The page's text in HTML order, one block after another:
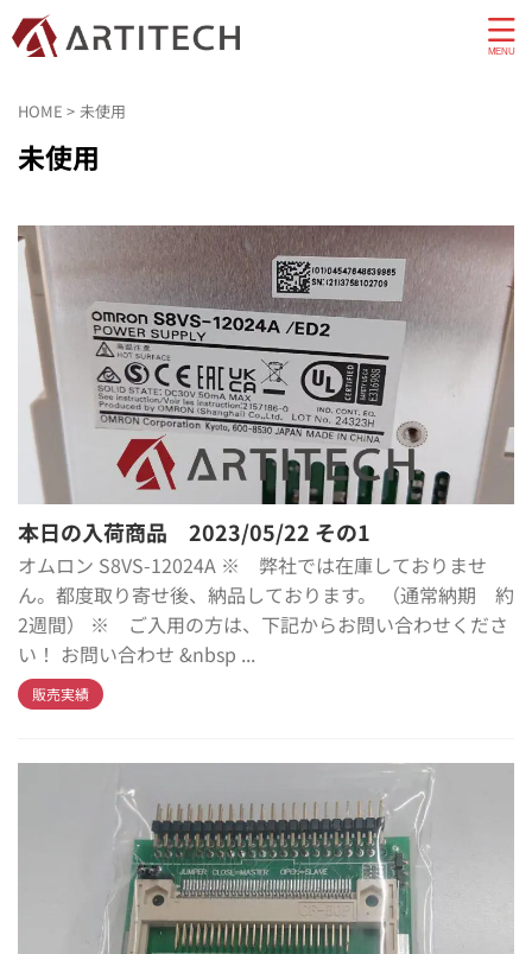
HOME > 未使用
未使用
本日の入荷商品 2023/05/22 その1
オムロン S8VS-12024A ※ 弊社では在庫しておりませ
ん。都度取り寄せ後、納品しております。 （通常納期 約
2週間） ※ ご入用の方は、下記からお問い合わせくださ
い！ お問い合わせ &nbsp ...
販売実績